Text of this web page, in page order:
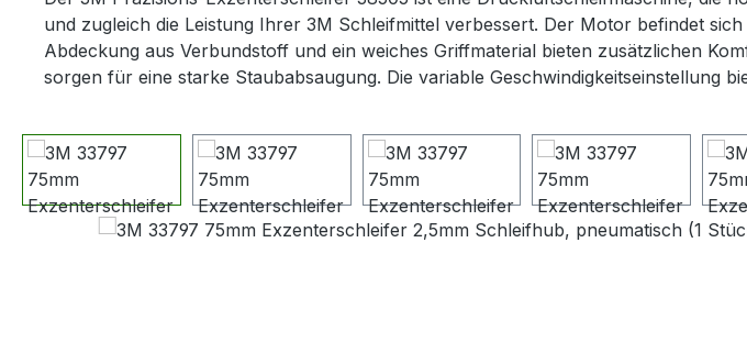
und zugleich die Leistung Ihrer 3M Schleifmittel verbessert. Der Motor befindet
Abdeckung aus Verbundstoff und ein weiches Griffmaterial bieten zusätzlichen
sorgen für eine starke Staubabsaugung. Die variable Geschwindigkeitseinstellung
Bildergalerie überspringen